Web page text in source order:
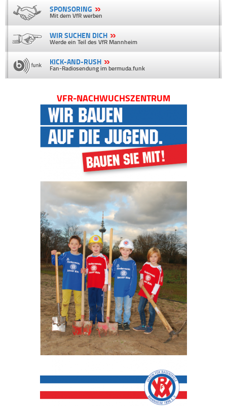
SPONSORING
Mit dem VfR werben
WIR SUCHEN DICH
Werde ein Teil des VfR Mannheim
KICK-AND-RUSH
Fan-Radiosendung im bermuda.funk
VFR-NACHWUCHSZENTRUM